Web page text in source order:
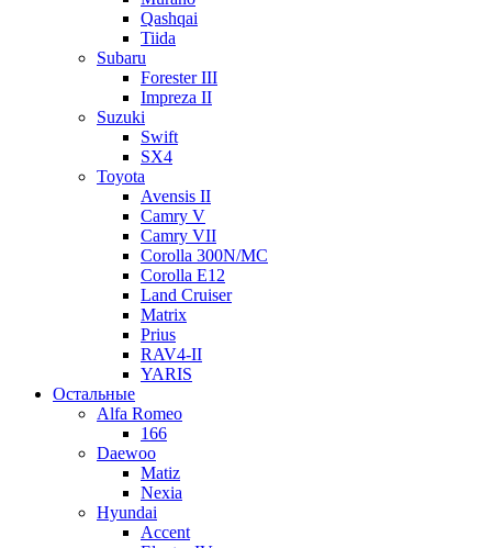
Qashqai
Tiida
Subaru
Forester III
Impreza II
Suzuki
Swift
SX4
Toyota
Avensis II
Camry V
Camry VII
Corolla 300N/MC
Corolla E12
Land Cruiser
Matrix
Prius
RAV4-II
YARIS
Остальные
Alfa Romeo
166
Daewoo
Matiz
Nexia
Hyundai
Accent